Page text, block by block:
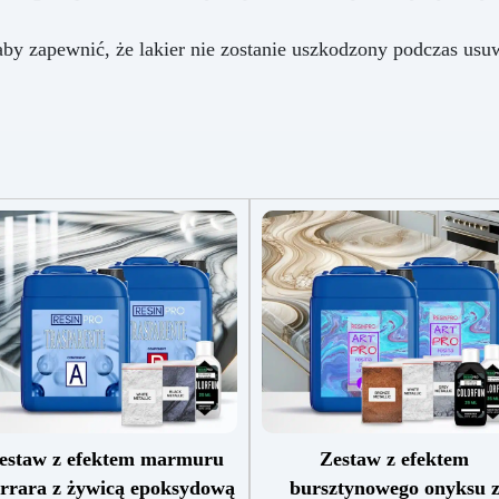
zapewnić, że lakier nie zostanie uszkodzony podczas
z efektem marmuru
z żywicą epoksydową
Zestaw z efektem
bursztynowego onyksu z